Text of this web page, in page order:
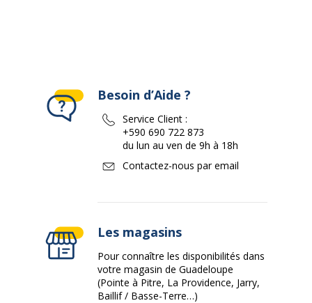
Besoin d’Aide ?
Service Client :
+590 690 722 873
du lun au ven de 9h à 18h
Contactez-nous par email
Les magasins
Pour connaître les disponibilités dans
votre magasin de Guadeloupe
(Pointe à Pitre, La Providence, Jarry,
Baillif / Basse-Terre…)